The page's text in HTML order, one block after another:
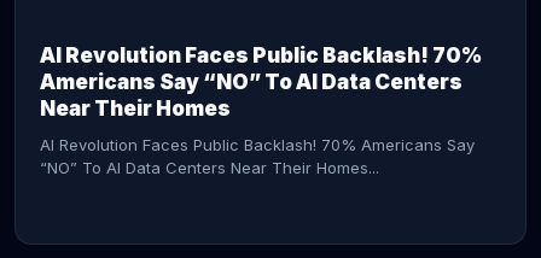
AI Revolution Faces Public Backlash! 70%
Americans Say “NO” To AI Data Centers
Near Their Homes
AI Revolution Faces Public Backlash! 70% Americans Say
“NO” To AI Data Centers Near Their Homes...